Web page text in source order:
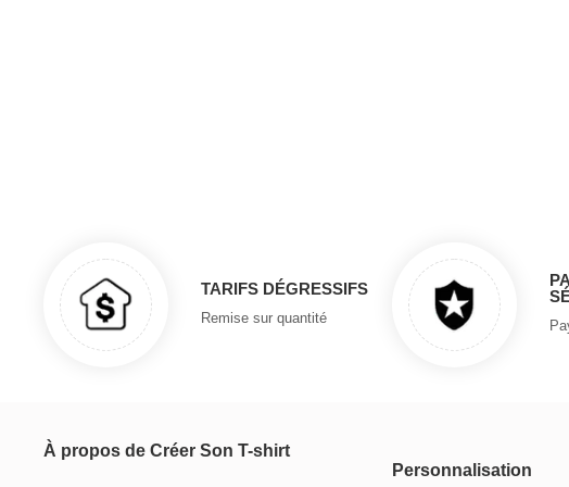
TARIFS DÉGRESSIFS
Remise sur quantité
À propos de Créer Son T-shirt
Personnalisation